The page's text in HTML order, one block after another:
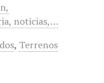
noticias,…
, Terrenos